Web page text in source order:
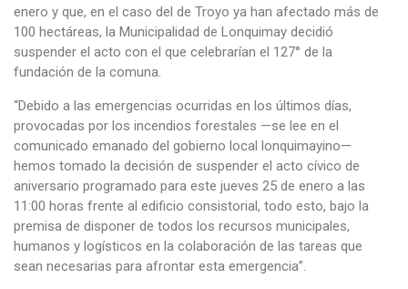
enero y que, en el caso del de Troyo ya han afectado más de
100 hectáreas, la Municipalidad de Lonquimay decidió
suspender el acto con el que celebrarían el 127° de la
fundación de la comuna.
“Debido a las emergencias ocurridas en los últimos días,
provocadas por los incendios forestales —se lee en el
comunicado emanado del gobierno local lonquimayino—
hemos tomado la decisión de suspender el acto cívico de
aniversario programado para este jueves 25 de enero a las
11:00 horas frente al edificio consistorial, todo esto, bajo la
premisa de disponer de todos los recursos municipales,
humanos y logísticos en la colaboración de las tareas que
sean necesarias para afrontar esta emergencia”.